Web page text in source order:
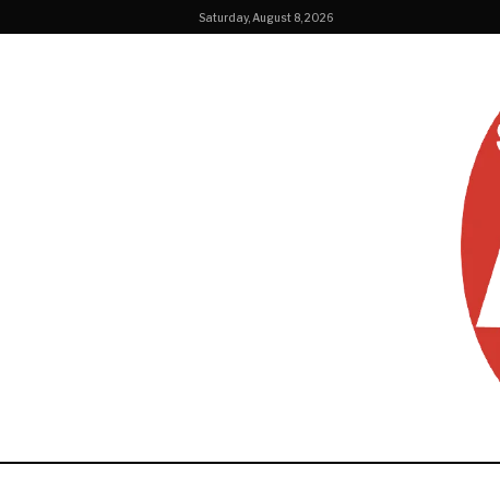
Saturday, August 8, 2026